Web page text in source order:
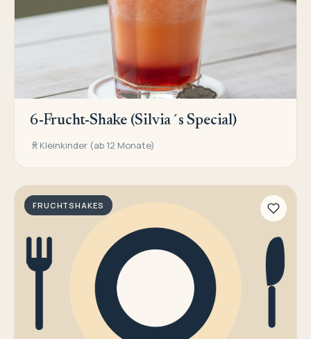
6-Frucht-Shake (Silvia´s Special)
Kleinkinder (ab 12 Monate)
FRUCHTSHAKES